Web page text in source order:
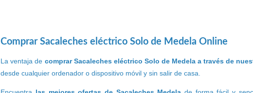
Comprar Sacaleches eléctrico Solo de Medela Online
La ventaja de comprar Sacaleches eléctrico Solo de Medela a través de
desde cualquier ordenador o dispositivo móvil y sin salir de casa.